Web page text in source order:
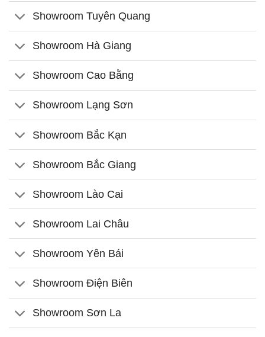
Showroom Tuyên Quang
Showroom Hà Giang
Showroom Cao Bằng
Showroom Lạng Sơn
Showroom Bắc Kạn
Showroom Bắc Giang
Showroom Lào Cai
Showroom Lai Châu
Showroom Yên Bái
Showroom Điện Biên
Showroom Sơn La